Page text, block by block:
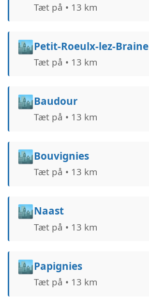
Tæt på • 13 km
🏙️Petit-Roeulx-lez-Braine
Tæt på • 13 km
🏙️Baudour
Tæt på • 13 km
🏙️Bouvignies
Tæt på • 13 km
🏙️Naast
Tæt på • 13 km
🏙️Papignies
Tæt på • 13 km